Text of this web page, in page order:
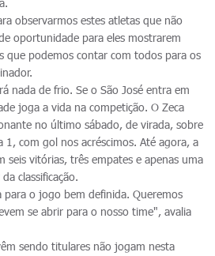
observarmos estes atletas que não
oportunidade para eles mostrarem
que podemos contar com todos para os
nada de frio. Se o São José entra em
joga a vida na competição. O Zeca
no último sábado, de virada, sobre
com gol nos acréscimos. Até agora, a
seis vitórias, três empates e apenas uma
classificação.
para o jogo bem definida. Queremos
se abrir para o nosso time", avalia
sendo titulares não jogam nesta